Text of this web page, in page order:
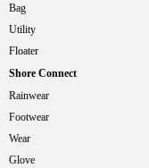
Bag
Utility
Floater
Shore Connect
Rainwear
Footwear
Wear
Glove